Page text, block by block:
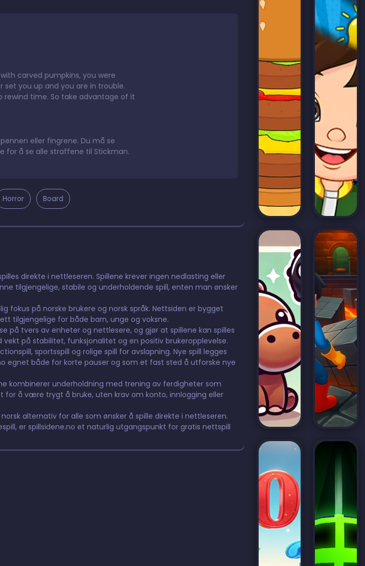
carved pumpkins, you were
set you up and you are in trouble.
rewind time. So take advantage of it
eller fingrene. Du må se
for å se alle straffene til Stickman.
Horror Board
direkte i nettleseren. Spillene krever ingen nedlasting eller
tilgjengelige, stabile og underholdende spill, enten man ønsker
fokus på norske brukere og norsk språk. Nettsiden er bygget
tilgjengelige for både barn, unge og voksne.
på tvers av enheter og nettlesere, og gjør at spillene kan spilles
på stabilitet, funksjonalitet og en positiv brukeropplevelse.
sportsspill og rolige spill for avslapning. Nye spill legges
egnet både for korte pauser og som et fast sted å utforske nye
kombinerer underholdning med trening av ferdigheter som
for å være trygt å bruke, uten krav om konto, innlogging eller
alternativ for alle som ønsker å spille direkte i nettleseren.
er spillsidene.no et naturlig utgangspunkt for gratis nettspill